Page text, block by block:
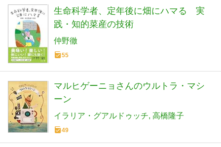
生命科学者、定年後に畑にハマる 実
践・知的菜産の技術
仲野徹
55
マルヒゲーニョさんのウルトラ・マシ
ーン
イラリア・グアルドゥッチ 高橋隆子
49